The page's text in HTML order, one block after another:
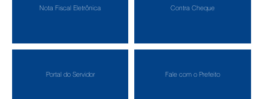
Nota Fiscal Eletrônica Contra Cheque
Portal do Servidor Fale com o Prefeito